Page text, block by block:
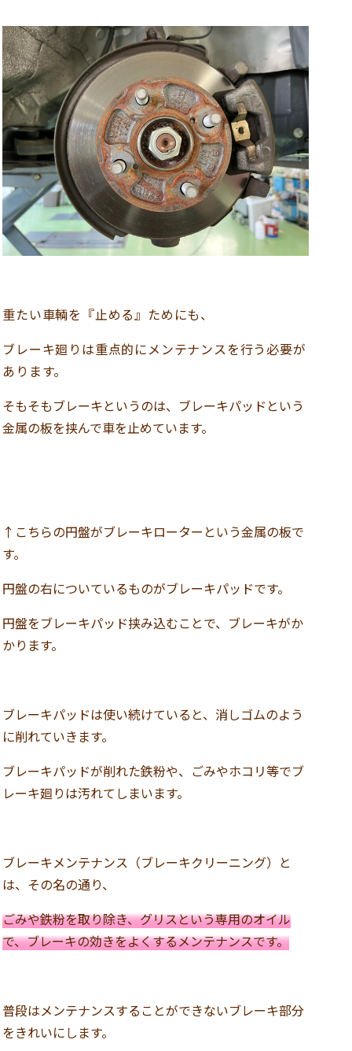
重たい車輌を『止める』ためにも、
ブレーキ廻りは重点的にメンテナンスを行う必要が
あります。
そもそもブレーキというのは、ブレーキパッドという
金属の板を挟んで車を止めています。
↑こちらの円盤がブレーキローターという金属の板で
す。
円盤の右についているものがブレーキパッドです。
円盤をブレーキパッド挟み込むことで、ブレーキがか
かります。
ブレーキパッドは使い続けていると、消しゴムのよう
に削れていきます。
ブレーキパッドが削れた鉄粉や、ごみやホコリ等でブ
レーキ廻りは汚れてしまいます。
ブレーキメンテナンス（ブレーキクリーニング）と
は、その名の通り、
ごみや鉄粉を取り除き、グリスという専用のオイル
で、ブレーキの効きをよくするメンテナンスです。
普段はメンテナンスすることができないブレーキ部分
をきれいにします。